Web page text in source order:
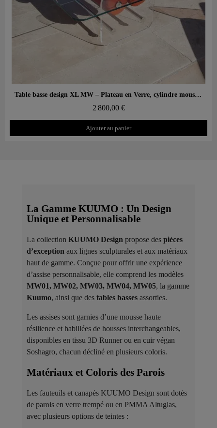
Aperçu rapide Table basse design XL MW – Plateau en Verre, cylindre mousse alvéolaire
2 800,00 €
Ajouter au panier
La Gamme KUUMO : Un Design
Unique et Personnalisable
La collection KUUMO Design propose des pièces
d’exception aux lignes sculpturales et aux matériaux
haut de gamme. Conçue pour offrir une expérience
d’assise personnalisable, elle comprend les modèles
MW01, MW02, MW03, MW04, MW05, la gamme
Kuumo, ainsi que des tables basses assorties.
Les assises sont garnies d’une mousse haute
résilience et habillées de housses interchangeables,
disponibles en tissu 3D Runner ou en cuir végan
Soshagro, chacun décliné en plusieurs coloris.
Matériaux et Coloris des Parois ​
Les fauteuils et canapés KUUMO Design sont dotés
de parois en verre trempé ou en PMMA Altuglas,
avec plusieurs options de teintes :